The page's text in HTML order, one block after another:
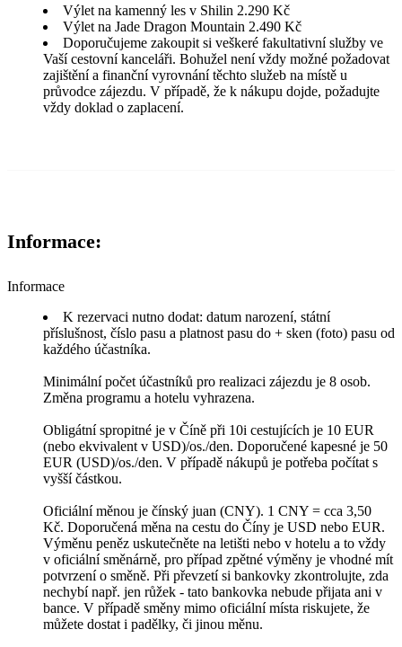
Výlet na kamenný les v Shilin 2.290 Kč
Výlet na Jade Dragon Mountain 2.490 Kč
Doporučujeme zakoupit si veškeré fakultativní služby ve
Vaší cestovní kanceláři. Bohužel není vždy možné požadovat
zajištění a finanční vyrovnání těchto služeb na místě u
průvodce zájezdu. V případě, že k nákupu dojde, požadujte
vždy doklad o zaplacení.
Informace:
Informace
K rezervaci nutno dodat: datum narození, státní
příslušnost, číslo pasu a platnost pasu do + sken (foto) pasu od
každého účastníka.
Minimální počet účastníků pro realizaci zájezdu je 8 osob.
Změna programu a hotelu vyhrazena.
Obligátní spropitné je v Číně při 10i cestujících je 10 EUR
(nebo ekvivalent v USD)/os./den. Doporučené kapesné je 50
EUR (USD)/os./den. V případě nákupů je potřeba počítat s
vyšší částkou.
Oficiální měnou je čínský juan (CNY). 1 CNY = cca 3,50
Kč. Doporučená měna na cestu do Číny je USD nebo EUR.
Výměnu peněz uskutečněte na letišti nebo v hotelu a to vždy
v oficiální směnárně, pro případ zpětné výměny je vhodné mít
potvrzení o směně. Při převzetí si bankovky zkontrolujte, zda
nechybí např. jen růžek - tato bankovka nebude přijata ani v
bance. V případě směny mimo oficiální místa riskujete, že
můžete dostat i padělky, či jinou měnu.